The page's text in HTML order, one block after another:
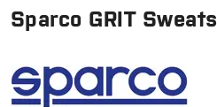
Sparco GRIT